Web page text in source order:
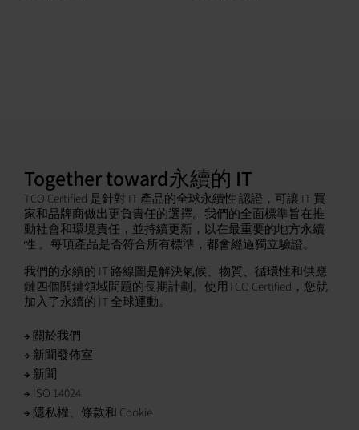
Together toward永續的 IT
TCO Certified 是針對 IT 產品的全球永續性 認證，可讓 IT 買
家和品牌商做出更負責任的選擇。我們的全面標準旨在推
動社會和環境責任，並持續更新，以在最重要的地方永續
性 。每項產品是否符合所有標準，都會經過獨立驗證。
我們的永續的 IT 路線圖是解決氣候、物質、循環性和供應
鏈四個關鍵領域問題的長期計劃。使用TCO Certified，您就
加入了永續的 IT 全球運動。
關於我們
新聞發佈室
新聞
ISO 14024
隱私權、條款和 Cookie